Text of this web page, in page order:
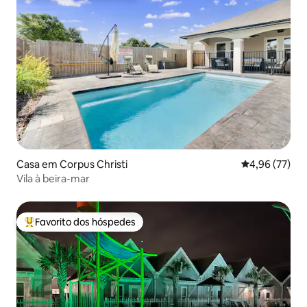
Casa em Corpus Christi Classificação
4,96 (77)
Vila à beira-mar
Favoritos dos hóspedes mais apreciados
Favorito dos hóspedes